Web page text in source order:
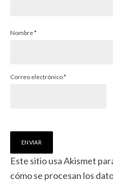
Nombre*
Correo electrónico*
Este sitio usa Akismet
cómo se procesan los